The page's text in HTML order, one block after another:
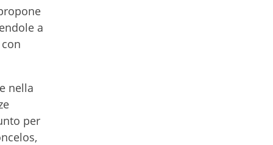
a
nella
per